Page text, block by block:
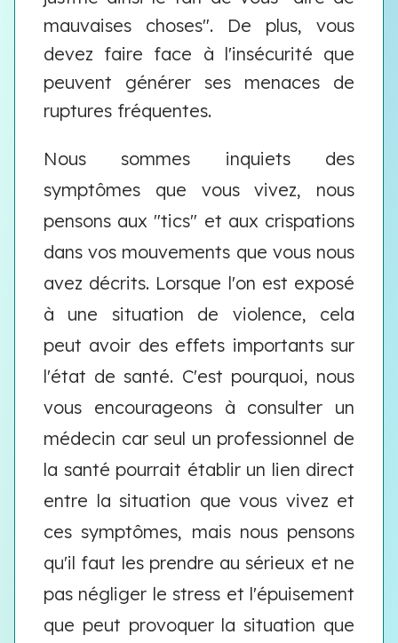
mauvaises choses". De plus, vous
devez faire face à l'insécurité que
peuvent générer ses menaces de
ruptures fréquentes.
Nous sommes inquiets des
symptômes que vous vivez, nous
pensons aux "tics" et aux crispations
dans vos mouvements que vous nous
avez décrits. Lorsque l'on est exposé
à une situation de violence, cela
peut avoir des effets importants sur
l'état de santé. C'est pourquoi, nous
vous encourageons à consulter un
médecin car seul un professionnel de
la santé pourrait établir un lien direct
entre la situation que vous vivez et
ces symptômes, mais nous pensons
qu'il faut les prendre au sérieux et ne
pas négliger le stress et l'épuisement
que peut provoquer la situation que